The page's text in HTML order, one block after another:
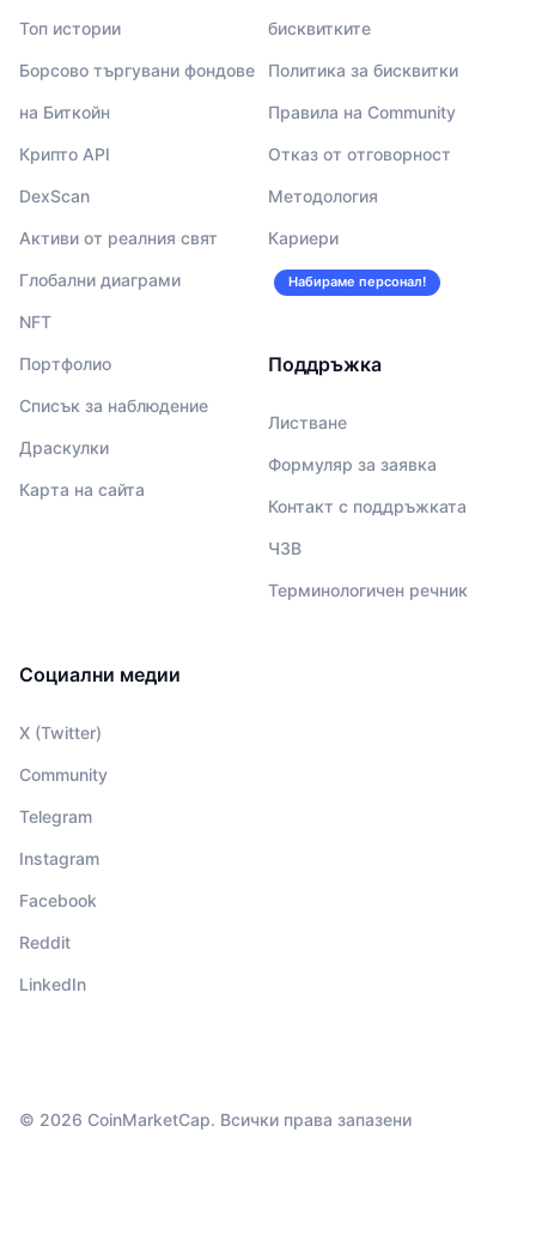
Топ истории
Борсово търгувани фондове
на Биткойн
Крипто API
DexScan
Активи от реалния свят
Глобални диаграми
NFT
Портфолио
Списък за наблюдение
Драскулки
Карта на сайта
бисквитките
Политика за бисквитки
Правила на Community
Отказ от отговорност
Методология
Кариери
Набираме персонал!
Поддръжка
Листване
Формуляр за заявка
Контакт с поддръжката
ЧЗВ
Терминологичен речник
Социални медии
X (Twitter)
Community
Telegram
Instagram
Facebook
Reddit
LinkedIn
© 2026 CoinMarketCap. Всички права запазени